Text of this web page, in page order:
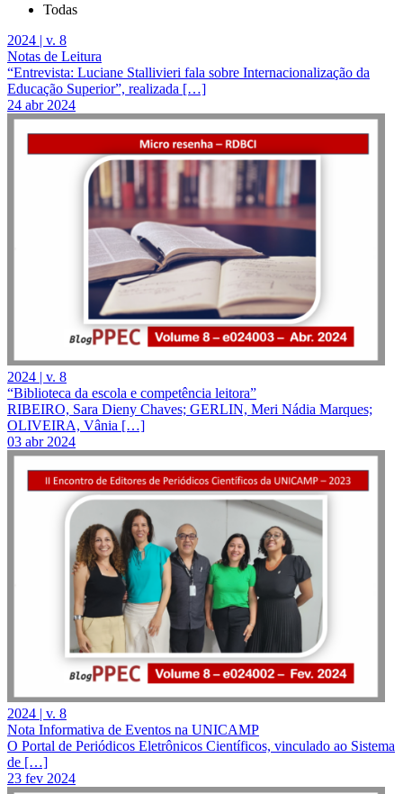
Todas
2024 | v. 8
Notas de Leitura
“Entrevista: Luciane Stallivieri fala sobre Internacionalização da
Educação Superior”, realizada […]
24 abr 2024
2024 | v. 8
“Biblioteca da escola e competência leitora”
RIBEIRO, Sara Dieny Chaves; GERLIN, Meri Nádia Marques;
OLIVEIRA, Vânia […]
03 abr 2024
2024 | v. 8
Nota Informativa de Eventos na UNICAMP
O Portal de Periódicos Eletrônicos Científicos, vinculado ao Sistema
de […]
23 fev 2024